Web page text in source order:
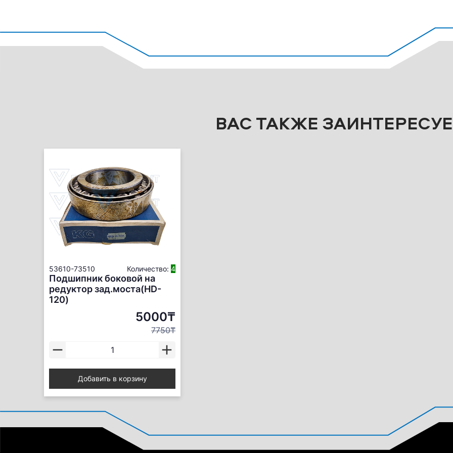
ВАС ТАКЖЕ
53610-73510 Количество: 4
Подшипник боковой на
редуктор зад.моста(HD-
120)
5000₸
7750₸
Добавить в корзину